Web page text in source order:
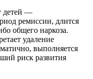
детей —
ремиссии, длится
общего наркоза.
удаление
выполняется
риск развития